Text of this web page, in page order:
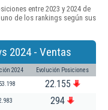
entre 2023 y 2024 de
de los rankings según sus
2024 - Ventas
2024 Evolución Posiciones
22.155
294